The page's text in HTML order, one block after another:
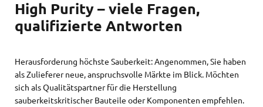
High Purity – viele Fragen,
qualifizierte Antworten
Herausforderung höchste Sauberkeit: Angenommen, Sie haben
als Zulieferer neue, anspruchsvolle Märkte im Blick. Möchten
sich als Qualitätspartner für die Herstellung
sauberkeitskritischer Bauteile oder Komponenten empfehlen.